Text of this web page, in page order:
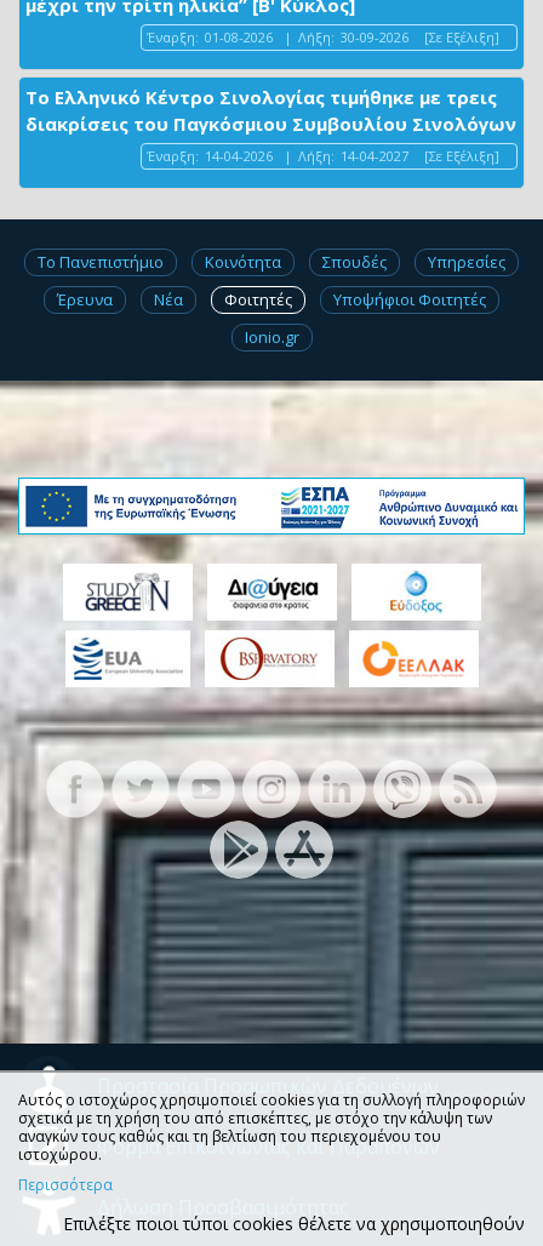
μέχρι την τρίτη ηλικία” [Β' Κύκλος]
Έναρξη: 01-08-2026 | Λήξη: 30-09-2026 [Σε Εξέλιξη]
Το Ελληνικό Κέντρο Σινολογίας τιμήθηκε με τρεις
διακρίσεις του Παγκόσμιου Συμβουλίου Σινολόγων
Έναρξη: 14-04-2026 | Λήξη: 14-04-2027 [Σε Εξέλιξη]
Το Πανεπιστήμιο Κοινότητα Σπουδές
Υπηρεσίες
Έρευνα
Νέα Φοιτητές
Υποψήφιοι Φοιτητές
Ionio.gr
Προστασία Προσωπικών Δεδομένων
Φόρμα Επικοινωνίας και Παραπόνων
Αυτός ο ιστοχώρος χρησιμοποιεί cookies για τη συλλογή πληροφοριών
σχετικά με τη χρήση του από επισκέπτες, με στόχο την κάλυψη των
αναγκών τους καθώς και τη βελτίωση του περιεχομένου του
ιστοχώρου.
Περισσότερα
Επιλέξτε ποιοι τύποι cookies θέλετε να χρησιμοποιηθούν